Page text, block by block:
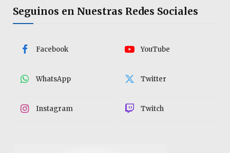
Seguinos en Nuestras Redes Sociales
Facebook YouTube
WhatsApp Twitter
Instagram Twitch